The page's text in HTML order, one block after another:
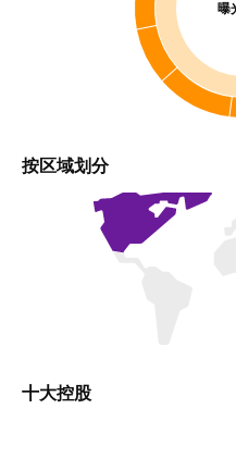
曝
按区域划分
十大控股